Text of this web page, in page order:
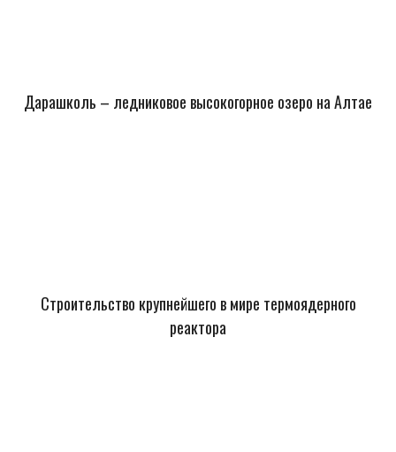
Дарашколь – ледниковое высокогорное озеро на Алтае
Строительство крупнейшего в мире термоядерного
реактора